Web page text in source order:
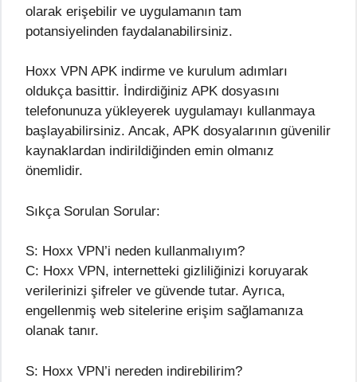
olarak erişebilir ve uygulamanın tam
potansiyelinden faydalanabilirsiniz.
Hoxx VPN APK indirme ve kurulum adımları
oldukça basittir. İndirdiğiniz APK dosyasını
telefonunuza yükleyerek uygulamayı kullanmaya
başlayabilirsiniz. Ancak, APK dosyalarının güvenilir
kaynaklardan indirildiğinden emin olmanız
önemlidir.
Sıkça Sorulan Sorular:
S: Hoxx VPN’i neden kullanmalıyım?
C: Hoxx VPN, internetteki gizliliğinizi koruyarak
verilerinizi şifreler ve güvende tutar. Ayrıca,
engellenmiş web sitelerine erişim sağlamanıza
olanak tanır.
S: Hoxx VPN’i nereden indirebilirim?